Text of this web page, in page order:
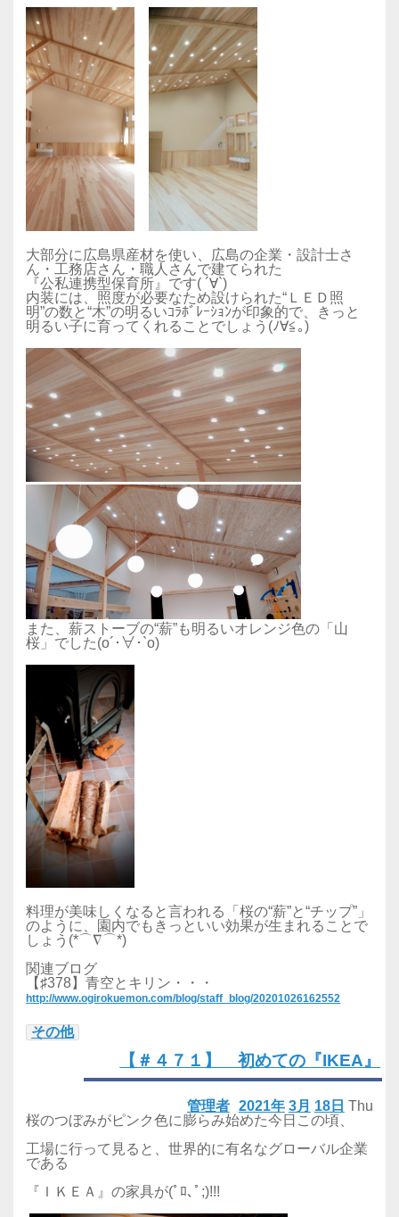
大部分に広島県産材を使い、広島の企業・設計士さ
ん・工務店さん・職人さんで建てられた
『公私連携型保育所』です( ´∀`)
内装には、照度が必要なため設けられた“ＬＥＤ照
明”の数と“木”の明るいｺﾗﾎﾞﾚｰｼｮﾝが印象的で、きっと
明るい子に育ってくれることでしょう(ﾉ∀≦｡)
また、薪ストーブの“薪”も明るいオレンジ色の「山
桜」でした(o´･∀･`o)
料理が美味しくなると言われる「桜の“薪”と“チップ”」
のように、園内でもきっといい効果が生まれることで
しょう(*⌒∇⌒*)
関連ブログ
【♯378】青空とキリン・・・
http://www.ogirokuemon.com/blog/staff_blog/20201026162552
その他
【＃４７１】 初めての『IKEA』
2021年 3月 18日 Thu
管理者
桜のつぼみがピンク色に膨らみ始めた今日この頃、
工場に行って見ると、世界的に有名なグローバル企業
である
『ＩＫＥＡ』の家具が(ﾟﾛ､ﾟ;)!!!